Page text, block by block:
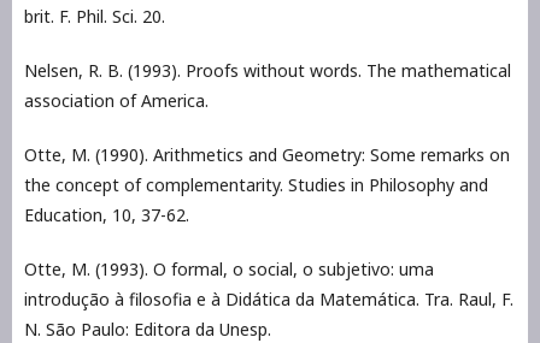
brit. F. Phil. Sci. 20.
Nelsen, R. B. (1993). Proofs without words. The mathematical
association of America.
Otte, M. (1990). Arithmetics and Geometry: Some remarks on
the concept of complementarity. Studies in Philosophy and
Education, 10, 37-62.
Otte, M. (1993). O formal, o social, o subjetivo: uma
introdução à filosofia e à Didática da Matemática. Tra. Raul, F.
N. São Paulo: Editora da Unesp.